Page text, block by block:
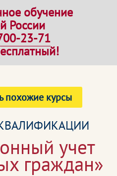
обучение
России
23-71
похожие курсы
учет
граждан»